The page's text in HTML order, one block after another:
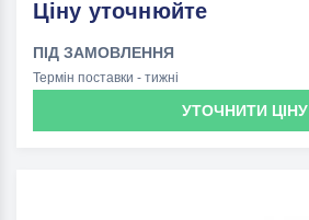
Ціну уточнюйте
ПІД ЗАМОВЛЕННЯ
Термін поставки - тижні
УТОЧНИТИ ЦІНУ